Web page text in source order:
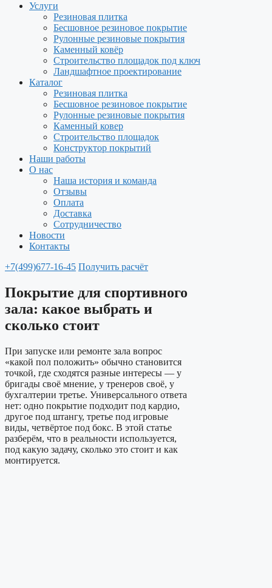
Услуги
Резиновая плитка
Бесшовное резиновое покрытие
Рулонные резиновые покрытия
Каменный ковёр
Строительство площадок под ключ
Ландшафтное проектирование
Каталог
Резиновая плитка
Бесшовное резиновое покрытие
Рулонные резиновые покрытия
Каменный ковер
Строительство площадок
Конструктор покрытий
Наши работы
О нас
Наша история и команда
Отзывы
Оплата
Доставка
Сотрудничество
Новости
Контакты
+7(499)677-16-45 Получить расчёт
Покрытие для спортивного
зала: какое выбрать и
сколько стоит
При запуске или ремонте зала вопрос
«какой пол положить» обычно становится
точкой, где сходятся разные интересы — у
бригады своё мнение, у тренеров своё, у
бухгалтерии третье. Универсального ответа
нет: одно покрытие подходит под кардио,
другое под штангу, третье под игровые
виды, четвёртое под бокс. В этой статье
разберём, что в реальности используется,
под какую задачу, сколько это стоит и как
монтируется.